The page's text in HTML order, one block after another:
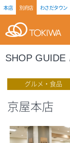
本店 別府店 わさだタウン
SHOP GUIDE
京屋本店
グルメ・食品